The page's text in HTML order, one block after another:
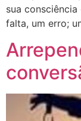
sua
falta, um erro;